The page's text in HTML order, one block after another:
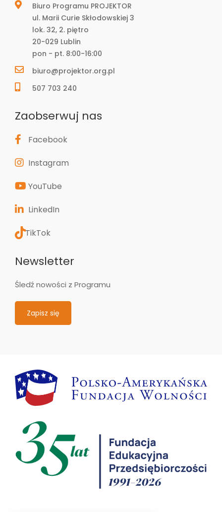
Biuro Programu PROJEKTOR
ul. Marii Curie Skłodowskiej 3
lok. 32, 2. piętro
20-029 Lublin
pon - pt. 8:00-16:00
biuro@projektor.org.pl
507 703 240
Zaobserwuj nas
Facebook
Instagram
YouTube
LinkedIn
TikTok
Newsletter
Śledź nowości z Programu
Zapisz się